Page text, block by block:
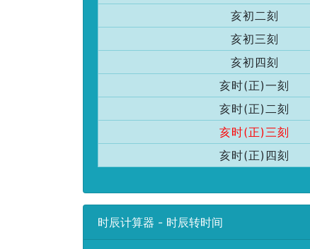
亥初二刻
亥初三刻
亥初四刻
亥时(正)一刻
亥时(正)二刻
亥时(正)三刻
亥时(正)四刻
时辰计算器 - 时辰转时间